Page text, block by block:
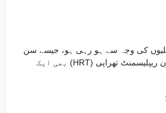
کی وجہ سے ہو رہی ہو، جیسے سن
یاس کے دوران، تو ہارمون ریپلیسمنٹ تھراپی (HRT) بھی ایک